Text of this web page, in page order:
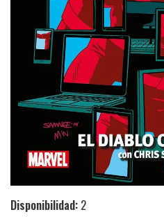
Disponibilidad: 2